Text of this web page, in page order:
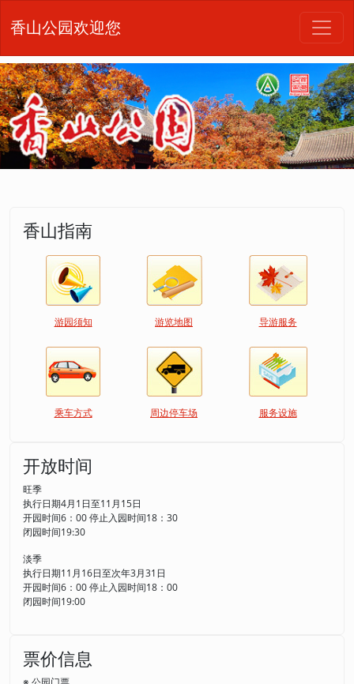
香山公园欢迎您
香山指南
游园须知 游览地图 导游服务
乘车方式 周边停车场 服务设施
开放时间
旺季
执行日期4月1日至11月15日
开园时间6：00 停止入园时间18：30
闭园时间19:30
淡季
执行日期11月16日至次年3月31日
开园时间6：00 停止入园时间18：00
闭园时间19:00
票价信息